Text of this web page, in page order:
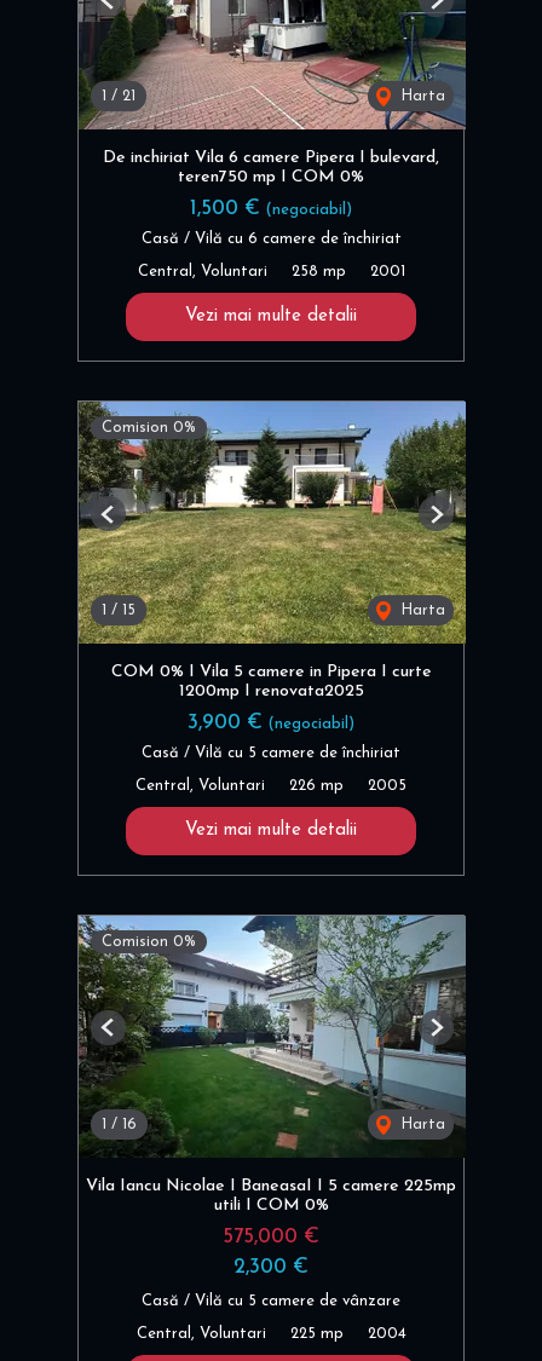
/ 21 Harta
Previous Next
De inchiriat Vila 6 camere Pipera I bulevard,
teren750 mp I COM 0%
1,500 € (negociabil)
Casă / Vilă cu 6 camere de închiriat
Central, Voluntari 258 mp 2001
Vezi mai multe detalii
Comision 0%
1 / 15 Harta
Previous Next
COM 0% I Vila 5 camere in Pipera I curte
1200mp I renovata2025
3,900 € (negociabil)
Casă / Vilă cu 5 camere de închiriat
Central, Voluntari 226 mp 2005
Vezi mai multe detalii
Comision 0%
1 / 16 Harta
Previous Next
Vila Iancu Nicolae I BaneasaI I 5 camere 225mp
utili I COM 0%
575,000 €
2,300 €
Casă / Vilă cu 5 camere de vânzare
Central, Voluntari 225 mp 2004